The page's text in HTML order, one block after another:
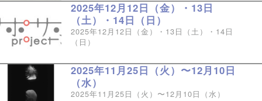
2025年12月12日（金）・13日
（土）・14日（日）
2025年12月12日（金）・13日（土）・14日
（日）
2025年11月25日（火）〜12月10日
（水）
2025年11月25日（火）〜12月10日（水）